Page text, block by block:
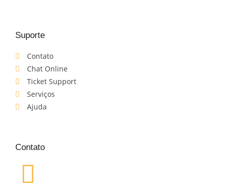
Suporte
Contato
Chat Online
Ticket Support
Serviços
Ajuda
Contato